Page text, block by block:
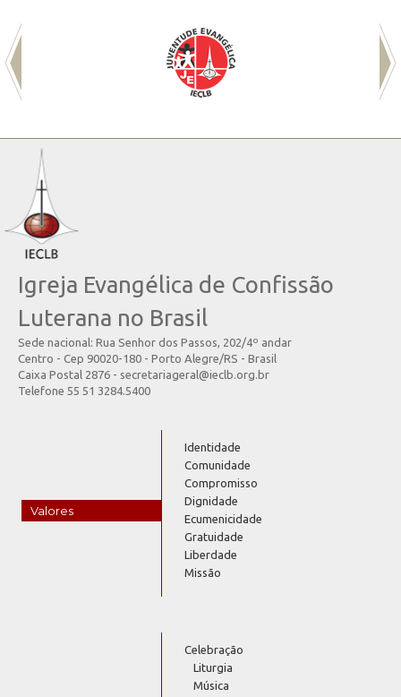
Igreja Evangélica de Confissão
Luterana no Brasil
Sede nacional: Rua Senhor dos Passos, 202/4º andar
Centro - Cep 90020-180 - Porto Alegre/RS - Brasil
Caixa Postal 2876 - secretariageral@ieclb.org.br
Telefone 55 51 3284.5400
Valores
Identidade
Comunidade
Compromisso
Dignidade
Ecumenicidade
Gratuidade
Liberdade
Missão
Celebração
Liturgia
Música